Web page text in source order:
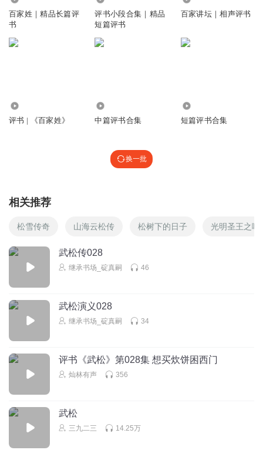
百家姓｜精品长篇评
书
评书小段合集｜精品
短篇评书
百家讲坛｜相声评书
评书 | 《百家姓》 中篇评书合集 短篇评书合集
换一批
相关推荐
松雪传奇 山海云松传 松树下的日子 光明圣王之喻
武松传028
继承书场_碇真嗣 46
武松演义028
继承书场_碇真嗣 34
评书《武松》第028集 想买炊饼困西门
灿林有声 356
武松
三九二三 14.25万